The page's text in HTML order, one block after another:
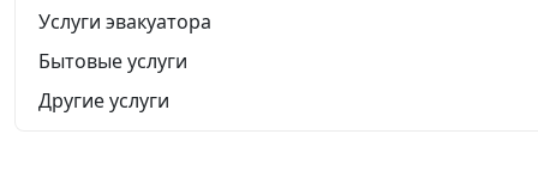
Услуги эвакуатора
Бытовые услуги
Другие услуги